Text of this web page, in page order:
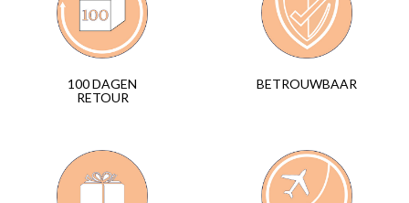
100 DAGEN
RETOUR
BETROUWBAAR